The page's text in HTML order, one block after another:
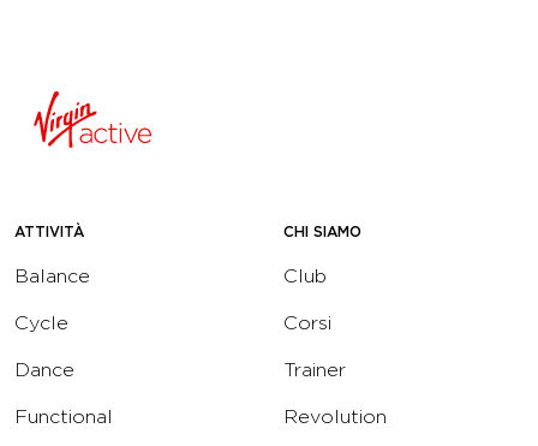
ATTIVITÀ
Balance
Cycle
Dance
Functional
CHI SIAMO
Club
Corsi
Trainer
Revolution